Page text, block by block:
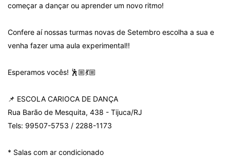
começar a dançar ou aprender um novo ritmo!
Confere aí nossas turmas novas de Setembro escolha a sua e
venha fazer uma aula experimental!!
Esperamos vocês! 🕺🏼💃🏼
📌 ESCOLA CARIOCA DE DANÇA
Rua Barão de Mesquita, 438 - Tijuca/RJ
Tels: 99507-5753 / 2288-1173
* Salas com ar condicionado